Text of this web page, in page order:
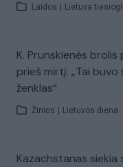
Laidos Lietuva
K. Prunskienės
prieš mirtį: „Tai
ženklas“
Žinios Lietuvos diena
Kazachstanas